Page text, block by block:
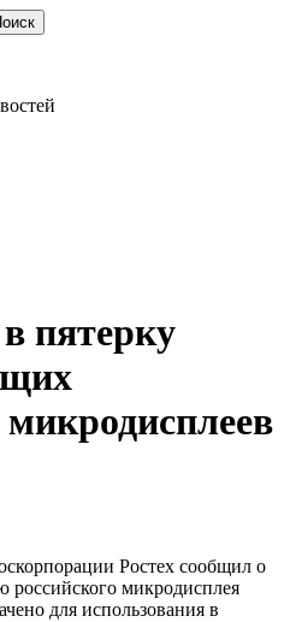
пятерку
Ростех сообщил о
российского микродисплея
для использования в